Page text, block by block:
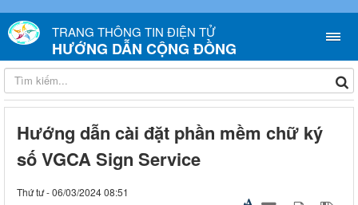
TRANG THÔNG TIN ĐIỆN TỬ
HƯỚNG DẪN CỘNG ĐỒNG
Hướng dẫn cài đặt phần mềm chữ ký
số VGCA Sign Service
Thứ tư - 06/03/2024 08:51